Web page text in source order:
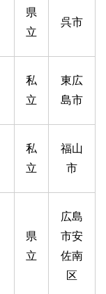
県
立
呉市
私
立
東広
島市
私
立
福山
市
県
立
広島
市安
佐南
区